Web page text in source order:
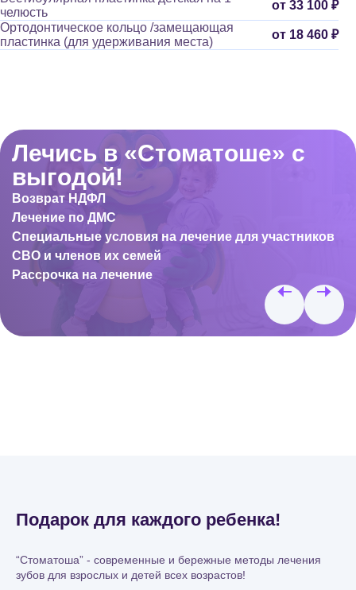
челюсть
от 33 100 ₽
Ортодонтическое кольцо /замещающая
пластинка (для удерживания места)
от 18 460 ₽
Лечись в «Стоматоше» с
выгодой!
Возврат НДФЛ
Лечение по ДМС
Специальные условия на лечение для участников
СВО и членов их семей
Рассрочка на лечение
Подарок для каждого ребенка!
“Стоматоша” - современные и бережные методы лечения
зубов для взрослых и детей всех возрастов!